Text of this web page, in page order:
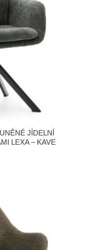
JÍDELNÍ
LEXA – KAVE